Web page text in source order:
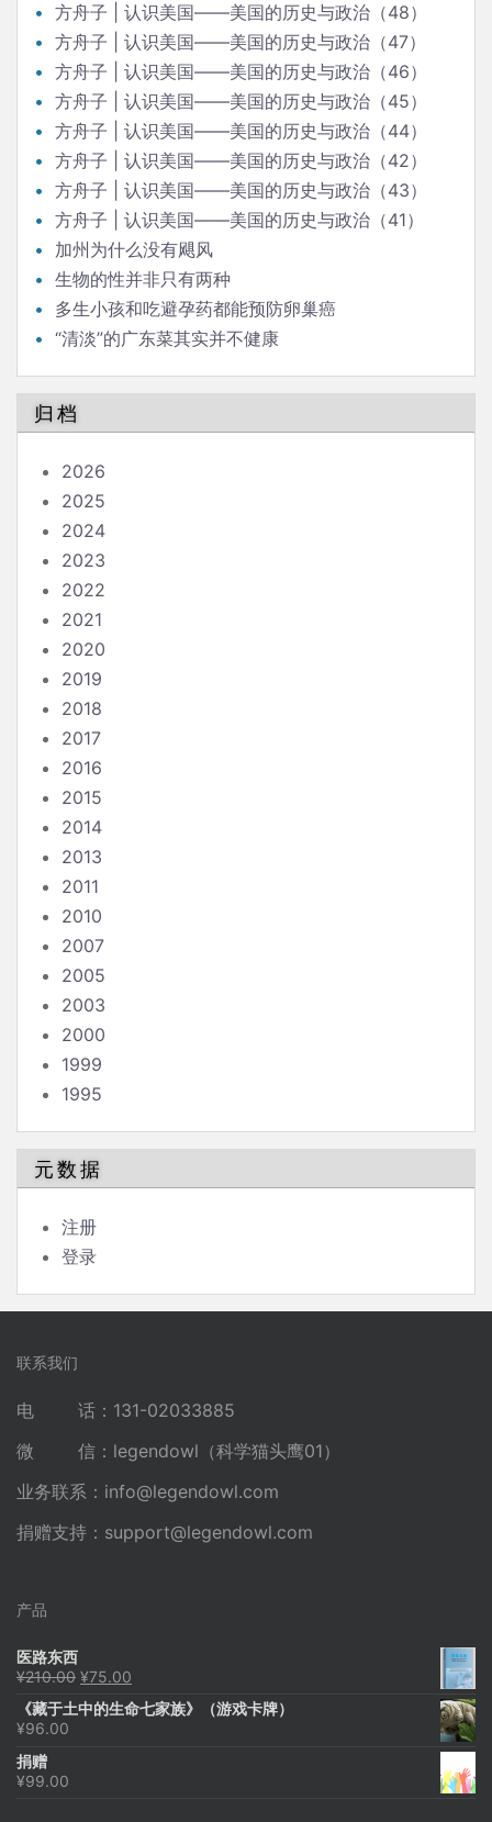
方舟子 | 认识美国——美国的历史与政治（48）
方舟子 | 认识美国——美国的历史与政治（47）
方舟子 | 认识美国——美国的历史与政治（46）
方舟子 | 认识美国——美国的历史与政治（45）
方舟子 | 认识美国——美国的历史与政治（44）
方舟子 | 认识美国——美国的历史与政治（42）
方舟子 | 认识美国——美国的历史与政治（43）
方舟子 | 认识美国——美国的历史与政治（41）
加州为什么没有飓风
生物的性并非只有两种
多生小孩和吃避孕药都能预防卵巢癌
“清淡”的广东菜其实并不健康
归档
2026
2025
2024
2023
2022
2021
2020
2019
2018
2017
2016
2015
2014
2013
2011
2010
2007
2005
2003
2000
1999
1995
元数据
注册
登录
联系我们
电 话：131-02033885
微 信：legendowl（科学猫头鹰01）
业务联系： info@legendowl.com
捐赠支持： support@legendowl.com
产品
医路东西
¥210.00 原
为：
¥75.00
价
《藏于土中的生命七家族》（游戏卡牌）
¥96.00
捐赠
¥99.00